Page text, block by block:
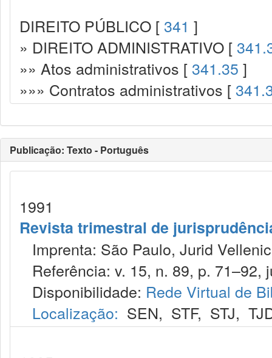
DIREITO PÚBLICO [ 341 ]
» DIREITO ADMINISTRATIVO [
»» Atos administrativos [ 341.35 ]
»»» Contratos administrativos [
Publicação: Texto - Português
1991
Revista trimestral de
Imprenta: São Paulo, Jurid
Referência: v. 15, n. 89, p. 71–92,
Disponibilidade: Rede Virtual de
Localização: SEN, STF, STJ,